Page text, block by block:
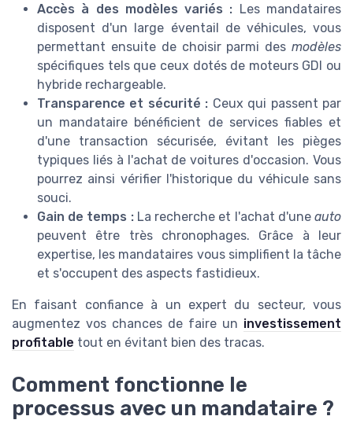
Accès à des modèles variés : Les mandataires
disposent d'un large éventail de véhicules, vous
permettant ensuite de choisir parmi des modèles
spécifiques tels que ceux dotés de moteurs GDI ou
hybride rechargeable.
Transparence et sécurité : Ceux qui passent par
un mandataire bénéficient de services fiables et
d'une transaction sécurisée, évitant les pièges
typiques liés à l'achat de voitures d'occasion. Vous
pourrez ainsi vérifier l'historique du véhiculesans
souci.
Gain de temps :La recherche et l'achat d'uneauto
peuvent être très chronophages. Grâce à leur
expertise, les mandataires vous simplifient la tâche
et s'occupent des aspects fastidieux.
En faisant confiance à un expert du secteur, vous
augmentez vos chances de faire un investissement
profitable tout en évitant bien des tracas.
Comment fonctionne le
processus avec un mandataire ?